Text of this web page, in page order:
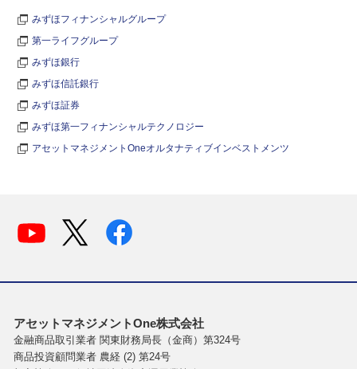
みずほフィナンシャルグループ
第一ライフグループ
みずほ銀行
みずほ信託銀行
みずほ証券
みずほ第一フィナンシャルテクノロジー
アセットマネジメントOneオルタナティブインベストメンツ
アセットマネジメントOne株式会社
金融商品取引業者 関東財務局長（金商）第324号
商品投資顧問業者 農経 (2) 第24号